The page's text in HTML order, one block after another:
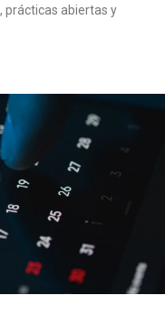
prácticas abiertas y